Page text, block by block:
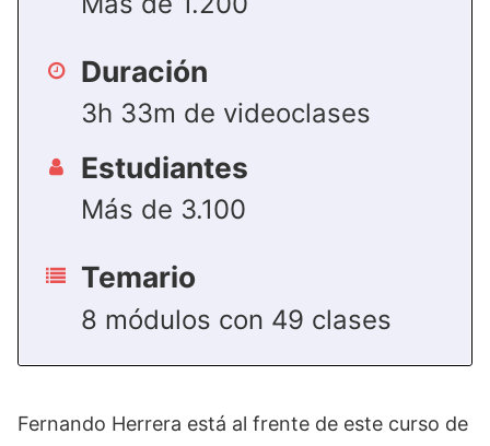
Duración
3h 33m de videoclases
Estudiantes
Más de 3.100
Temario
8 módulos con 49 clases
Fernando Herrera está al frente de este curso de